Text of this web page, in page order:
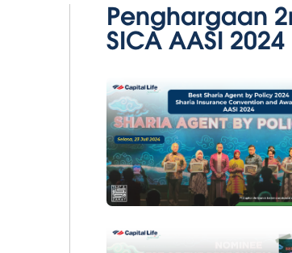
Penghargaan
SICA AASI 2024